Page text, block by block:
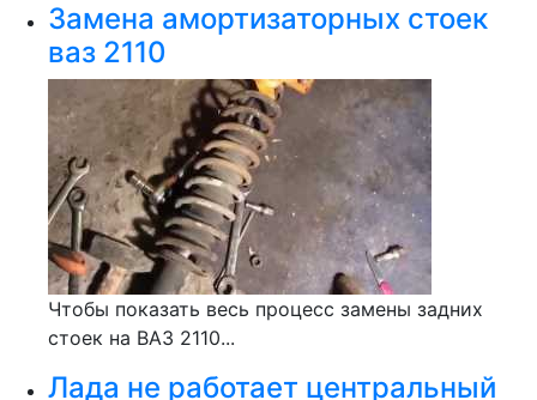
Замена амортизаторных стоек
ваз 2110
Чтобы показать весь процесс замены задних
стоек на ВАЗ 2110...
Лада не работает центральный